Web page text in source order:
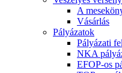
A
Vásárlás
Pályázatok
Pályázati
NKA
EFOP-os